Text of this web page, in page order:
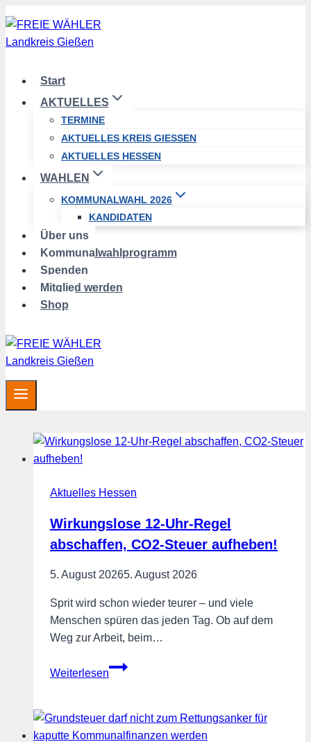
Zum
Inhalt
springen
Start
AKTUELLES
TERMINE
AKTUELLES KREIS GIESSEN
AKTUELLES HESSEN
WAHLEN
KOMMUNALWAHL 2026
KANDIDATEN
Über uns
Kommunalwahlprogramm
Spenden
Mitglied werden
Shop
Aktuelles Hessen
Wirkungslose 12-Uhr-Regel
abschaffen, CO2-Steuer aufheben!
5. August 20265. August 2026
Sprit wird schon wieder teurer – und viele
Menschen spüren das jeden Tag. Ob auf dem
Weg zur Arbeit, beim…
Weiterlesen
Wirkungslose
Regel
abschaffen,